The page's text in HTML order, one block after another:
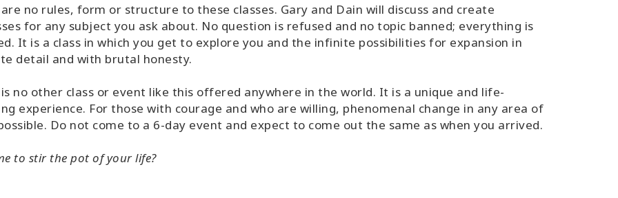
no rules, form or structure to these classes. Gary and Dain will discuss and create
for any subject you ask about. No question is refused and no topic banned; everything is
It is a class in which you get to explore you and the infinite possibilities for expansion in
detail and with brutal honesty.
no other class or event like this offered anywhere in the world. It is a unique and life-
experience. For those with courage and who are willing, phenomenal change in any area of
Do not come to a 6-day event and expect to come out the same as when you arrived.
to stir the pot of your life?